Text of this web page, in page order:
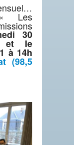
« Les
30
et le
à 14h
(98,5